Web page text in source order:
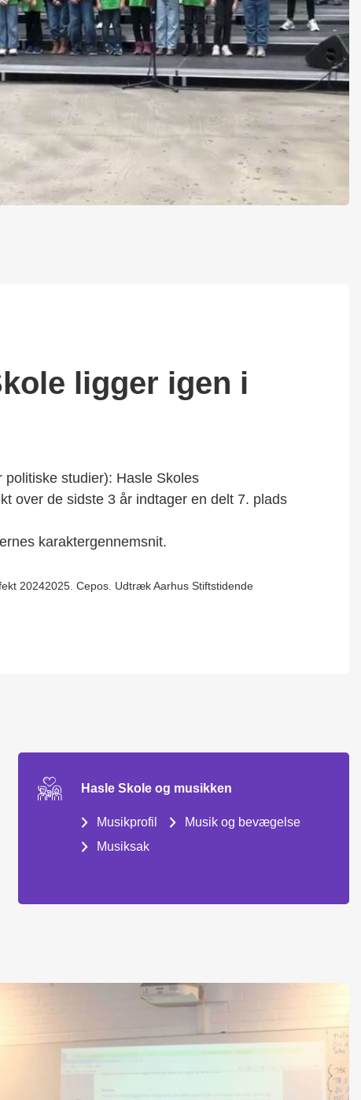
ligger igen i
politiske studier): Hasle Skoles
over de sidste 3 år indtager en delt 7. plads
karaktergennemsnit.
20242025. Cepos. Udtræk Aarhus Stiftstidende
Hasle Skole og musikken
Musikprofil
Musik og bevægelse
Musiksak